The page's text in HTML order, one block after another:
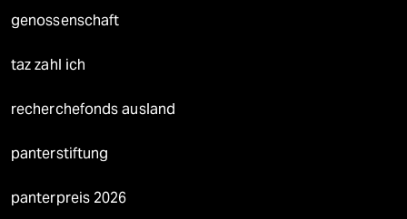
genossenschaft
taz zahl ich
recherchefonds ausland
panterstiftung
panterpreis 2026